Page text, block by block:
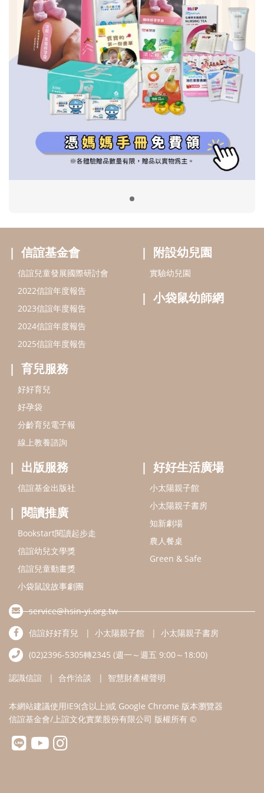
信誼基金會
2022信誼年度報告
2023信誼年度報告
2024信誼年度報告
好孕袋
分齡育兒電子報
線上教養諮詢
附設幼兒園
小袋鼠幼師網
出版服務
信誼基金出版社
閱讀推廣
Bookstart閱讀起步走
信誼幼兒文學獎
信誼兒童動畫獎
小袋鼠說故事劇團
service@hsin-yi.org.tw
信誼好好育兒
小太陽親子書房
(02)2396-5305轉2345 (週一～週五 9:00～18:00)
認識信誼 合作洽談 智慧財產權聲明
本網站建議使用IE9(含以上)或 Google Chrome 版本瀏覽器
信誼基金會/上誼文化實業股份有限公司 版權所有 ©